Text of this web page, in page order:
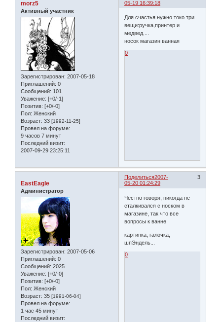
05-19 16:39:18
morz5
Активный участник
Зарегистрирован: 2007-05-18
Приглашений: 0
Сообщений: 101
Уважение: [+0/-1]
Позитив: [+0/-0]
Пол: Женский
Возраст: 33 [1992-11-25]
Провел на форуме:
9 часов 7 минут
Последний визит:
2007-09-29 23:25:11
Для счастья нужно токо три
вещи:ручка,принтер и
медвед....
носок магазин ванная
0
Поделиться 3
2007-
05-20 01:24:29
EastEagle
Администратор
Зарегистрирован: 2007-05-06
Приглашений: 0
Сообщений: 2025
Уважение: [+0/-0]
Позитив: [+0/-0]
Пол: Женский
Возраст: 35 [1991-06-04]
Провел на форуме:
1 час 45 минут
Последний визит:
Честно говоря, никогда не
сталкивался с носком в
магазине, так что все
вопросы к ванне
картинка, галочка,
шпЭндель...
0